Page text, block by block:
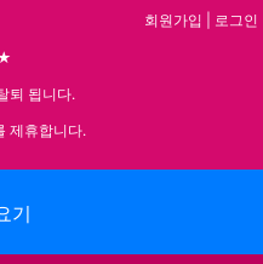
퇴 됩니다.
제휴합니다.
회원가입 로그인